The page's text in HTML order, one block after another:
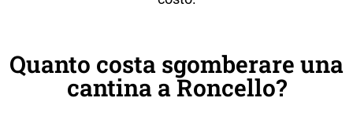
Quanto costa sgomberare una
cantina a Roncello?